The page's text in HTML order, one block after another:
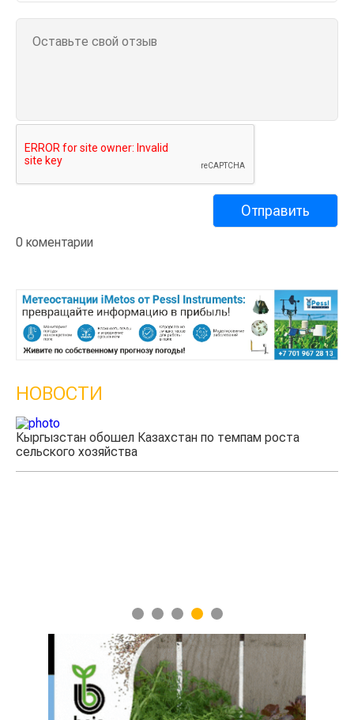
0 коментарии
НОВОСТИ
Кыргызстан обошел Казахстан по темпам роста
сельского хозяйства
1 2 3 4 5